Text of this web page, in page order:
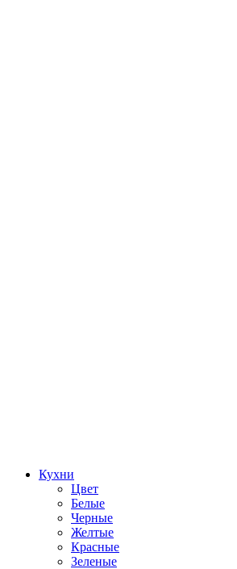
Кухни
Цвет
Белые
Черные
Желтые
Красные
Зеленые